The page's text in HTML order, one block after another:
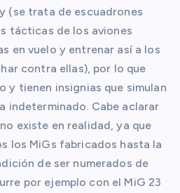
(se trata de escuadrones
tácticas de los aviones
en vuelo y entrenar así a los
contra ellas), por lo que
y tienen insignias que simulan
indeterminado. Cabe aclarar
existe en realidad, ya que
los MiGs fabricados hasta la
de ser numerados de
por ejemplo con el MiG 23